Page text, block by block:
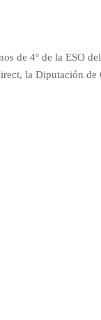
de 4º de la ESO
la Diputación